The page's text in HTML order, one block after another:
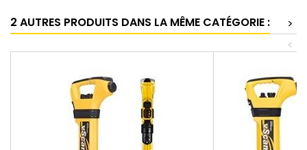
2 AUTRES PRODUITS DANS LA MÊME CATÉGORIE :
>
<